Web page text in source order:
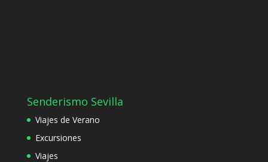
Senderismo Sevilla
Viajes de Verano
Excursiones
Viajes